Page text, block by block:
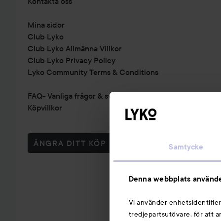
Samtycke
Denna webbplats
Vi använder
tredjepartsutövare, för att
Mina sidor
Club Lyko
Club Lyko Allmänna Villkor
Club Lyko Privacy Policy
Lyko Community Terms & Conditions
FAQ- Vanliga frågor & svar
Köpvillkor
ÅNGRA DITT KÖP